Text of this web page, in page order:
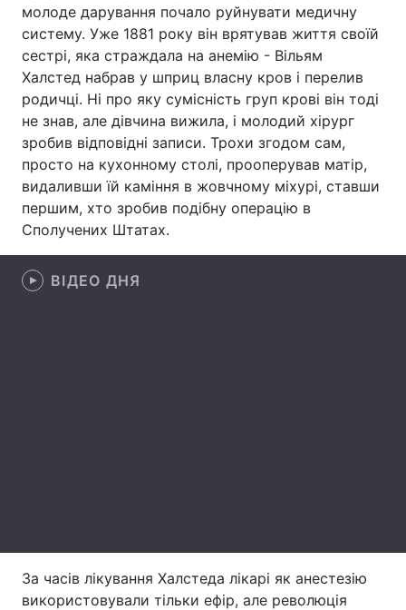
Контакти
Послуги
молоде дарування почало руйнувати медичну
систему. Уже 1881 року він врятував життя своїй
сестрі, яка страждала на анемію - Вільям
Халстед набрав у шприц власну кров і перелив
родичці. Ні про яку сумісність груп крові він тоді
не знав, але дівчина вижила, і молодий хірург
зробив відповідні записи. Трохи згодом сам,
просто на кухонному столі, прооперував матір,
видаливши їй каміння в жовчному міхурі, ставши
першим, хто зробив подібну операцію в
Сполучених Штатах.
ВІДЕО ДНЯ
За часів лікування Халстеда лікарі як анестезію
використовували тільки ефір, але революція